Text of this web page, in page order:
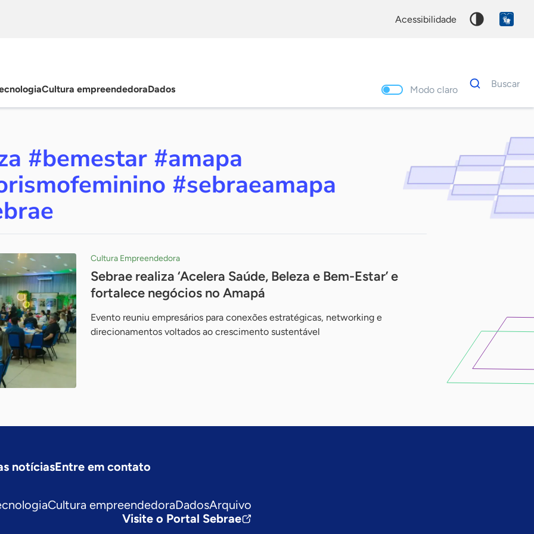
acessibilidade
Cultura empreendedoraDados Modo claro
Dados
para
Buscar
#bemestar #amapa
#sebraeamapa
Cultura Empreendedora
Sebrae realiza ‘Acelera Saúde, Beleza e Bem-Estar’ e
fortalece negócios no Amapá
Evento reuniu empresários para conexões estratégicas, networking e
direcionamentos voltados ao crescimento sustentável
notíciasEntre em contato
Cultura empreendedoraDadosArquivo
Visite o Portal Sebrae